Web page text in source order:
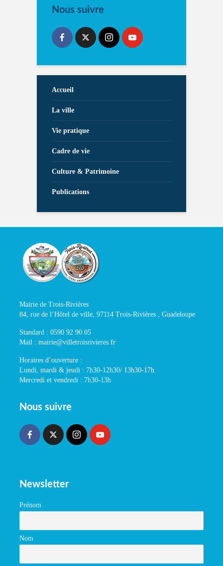
Nous suivre
Accueil
La ville
Vie pratique
Cadre de vie
Culture & Patrimoine
Publications
Mairie de Trois-Rivières
84, rue de l’Hôtel de ville, 97114 Trois-Rivières , Guadeloupe
Standard : 0590 92 90 05
Mail : mairie@villetroisrivieres.fr
Horaires d’ouverture :
Lundi, mardi & jeudi : 7h30-12h30/ 13h30-17h
Mercredi et vendredi : 7h30-13h
Nous suivre
Newsletter
Prénom
Nom